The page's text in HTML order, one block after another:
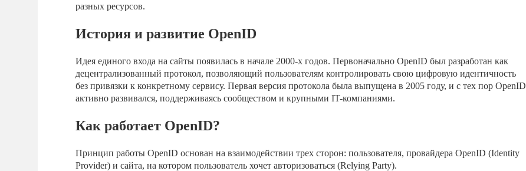
разных ресурсов.
История и развитие OpenID
Идея единого входа на сайты появилась в начале 2000-х годов. Первоначально OpenID был разработан как
децентрализованный протокол, позволяющий пользователям контролировать свою цифровую идентичность
без привязки к конкретному сервису. Первая версия протокола была выпущена в 2005 году, и с тех пор OpenID
активно развивался, поддерживаясь сообществом и крупными IT-компаниями.
Как работает OpenID?
Принцип работы OpenID основан на взаимодействии трех сторон: пользователя, провайдера OpenID (Identity
Provider) и сайта, на котором пользователь хочет авторизоваться (Relying Party).